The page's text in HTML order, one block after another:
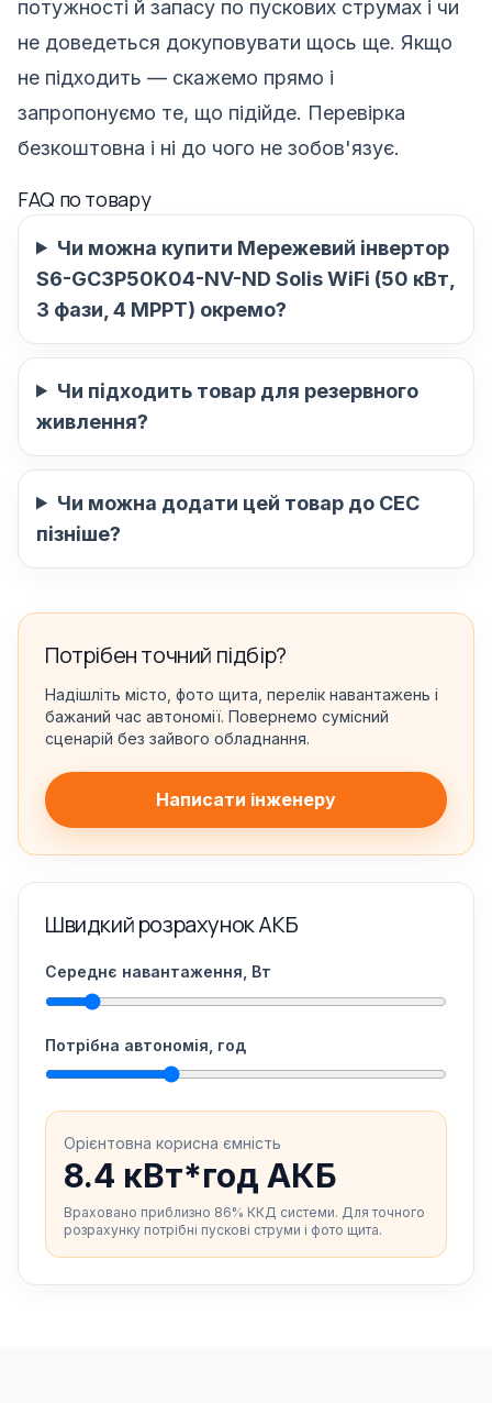
потужності й запасу по пускових струмах і чи
не доведеться докуповувати щось ще. Якщо
не підходить — скажемо прямо і
запропонуємо те, що підійде. Перевірка
безкоштовна і ні до чого не зобов'язує.
FAQ по товару
Чи можна купити Мережевий інвертор
S6-GC3P50K04-NV-ND Solis WiFi (50 кВт,
3 фази, 4 MPPT) окремо?
Чи підходить товар для резервного
живлення?
Чи можна додати цей товар до СЕС
пізніше?
Потрібен точний підбір?
Надішліть місто, фото щита, перелік навантажень і
бажаний час автономії. Повернемо сумісний
сценарій без зайвого обладнання.
Написати інженеру
Швидкий розрахунок АКБ
Середнє навантаження, Вт
Потрібна автономія, год
Орієнтовна корисна ємність
8.4 кВт*год АКБ
Враховано приблизно 86% ККД системи. Для точного
розрахунку потрібні пускові струми і фото щита.